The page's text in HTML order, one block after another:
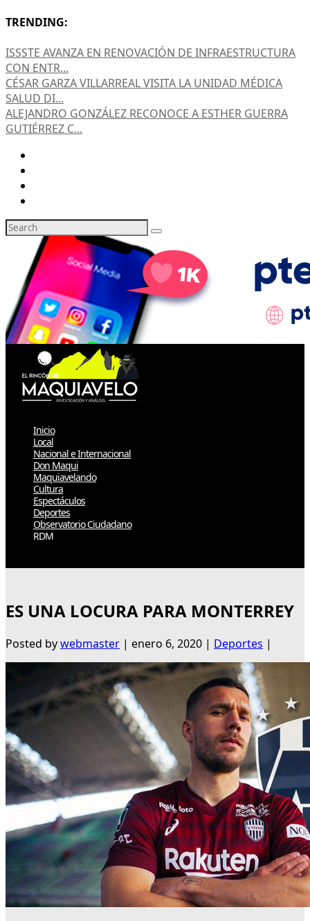
TRENDING:
ISSSTE AVANZA EN RENOVACIÓN DE INFRAESTRUCTURA
CON ENTR...
CÉSAR GARZA VILLARREAL VISITA LA UNIDAD MÉDICA
SALUD DI...
ALEJANDRO GONZÁLEZ RECONOCE A ESTHER GUERRA
GUTIÉRREZ C...
Inicio
Local
Nacional e Internacional
Don Maqui
Maquiavelando
Cultura
Espectáculos
Deportes
Observatorio Ciudadano
RDM
ES UNA LOCURA PARA MONTERREY
Posted bywebmaster | enero 6, 2020 | Deportes |